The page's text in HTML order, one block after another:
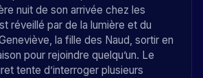
nuit de son arrivée chez les
réveillé par de la lumière et du
la fille des Naud, sortir en
pour rejoindre quelqu’un. Le
tente d’interroger plusieurs